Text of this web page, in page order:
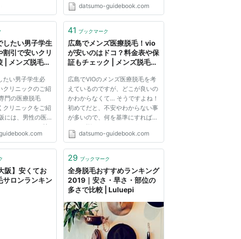
datsumo-guidebook.com
したい男子学生
割引で安いクリ
| メンズ脱毛お
評判を徹底比
たい男子学生必
クリニックのご紹
門の医療脱毛
クリニックをご紹
には、男性の医
クリニックは6院
割や割引で安く
割や割引で安く
3院と学割は無い
41 ブックマーク
広島でメンズ医療脱毛！vio
が安いのはドコ？料金表や保
証もチェック | メンズ脱毛お
気になる料金・評判を徹底比
較してみた〜
広島でVIOのメンズ医療脱毛を考
えているのですが、どこが良いの
かわからなくて… そうですよね！
初めてだと、不安やわからない事
が多いので、何を基準にすれば良
いのか悩みますよね。 そうなん
ですよ！ 脱毛クリニックもいっ
まって！ 最終的には、料金が1番
のポイントになってくると思う...
datsumo-guidebook.com
阪】安くてお
サロンランキン
29 ブックマーク
全身脱毛おすすめランキング
2019｜安さ・早さ・部位の
多さで比較 | Luluepi